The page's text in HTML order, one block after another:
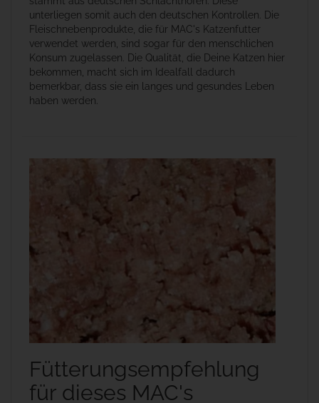
unterliegen somit auch den deutschen Kontrollen. Die
Fleischnebenprodukte, die für MAC's Katzenfutter
verwendet werden, sind sogar für den menschlichen
Konsum zugelassen. Die Qualität, die Deine Katzen hier
bekommen, macht sich im Idealfall dadurch
bemerkbar, dass sie ein langes und gesundes Leben
haben werden.
Fütterungsempfehlung
für dieses MAC's